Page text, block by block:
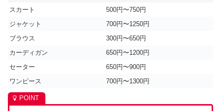
スカート
500円〜750円
ジャケット
700円〜1250円
ブラウス
300円〜650円
カーディガン
650円〜1200円
セーター
650円〜900円
ワンピース
700円〜1300円